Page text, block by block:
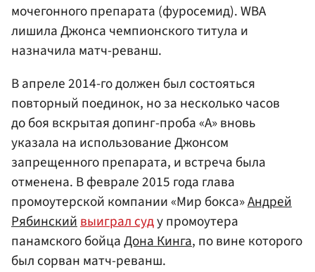
мочегонного препарата (фуросемид). WBA
лишила Джонса чемпионского титула и
назначила матч-реванш.
В апреле 2014-го должен был состояться
повторный поединок, но за несколько часов
до боя вскрытая допинг-проба «А» вновь
указала на использование Джонсом
запрещенного препарата, и встреча была
отменена. В феврале 2015 года глава
промоутерской компании «Мир бокса»Андрей
Рябинскийвыиграл суду промоутера
панамского бойцаДона Кинга, по вине которого
был сорван матч-реванш.